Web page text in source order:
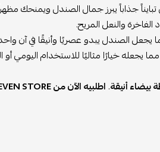
جذاباً يبرز جمال الصندل ويمنحك
والنعل المريح.
يجعل الصندل يبدو عصريًا وأنيقًا في آن
يجعله خيارًا مثاليًا للاستخدام اليومي
أنيقة. اطلبيه الآن من ESEVEN STORE